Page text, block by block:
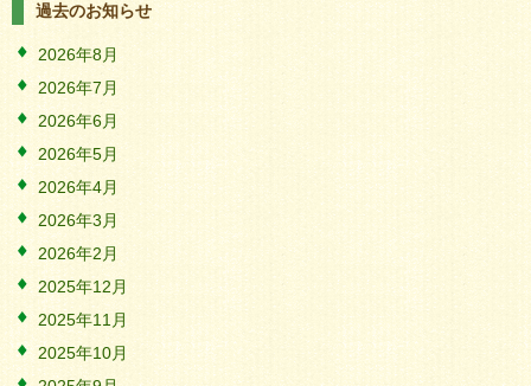
過去のお知らせ
2026年8月
2026年7月
2026年6月
2026年5月
2026年4月
2026年3月
2026年2月
2025年12月
2025年11月
2025年10月